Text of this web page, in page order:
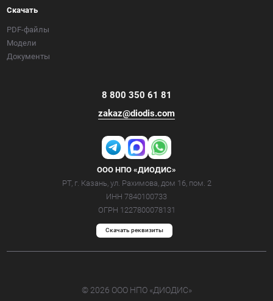
8 800 350 61 81
zakaz@diodis.com
ООО НПО «ДИОДИС»
РТ, г. Казань, ул. Рахимова, дом 16, пом. 2
ИНН 7840100733
ОГРН 1227800078131
Cкачать реквизиты
Скачать
PDF-файлы
Модели
Документы
© 2026 ООО НПО «ДИОДИС»